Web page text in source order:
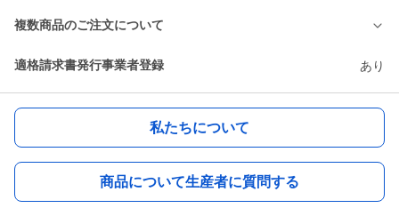
複数商品のご注文について
適格請求書発行事業者登録 あり
私たちについて
商品について生産者に質問する